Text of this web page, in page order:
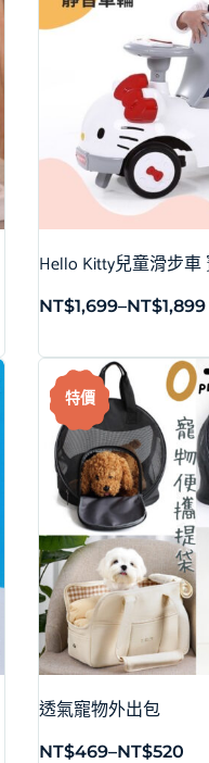
Hello Kitty兒童滑步車
NT$1,699–NT$1,899
特價
透氣寵物外出包
NT$469–NT$520